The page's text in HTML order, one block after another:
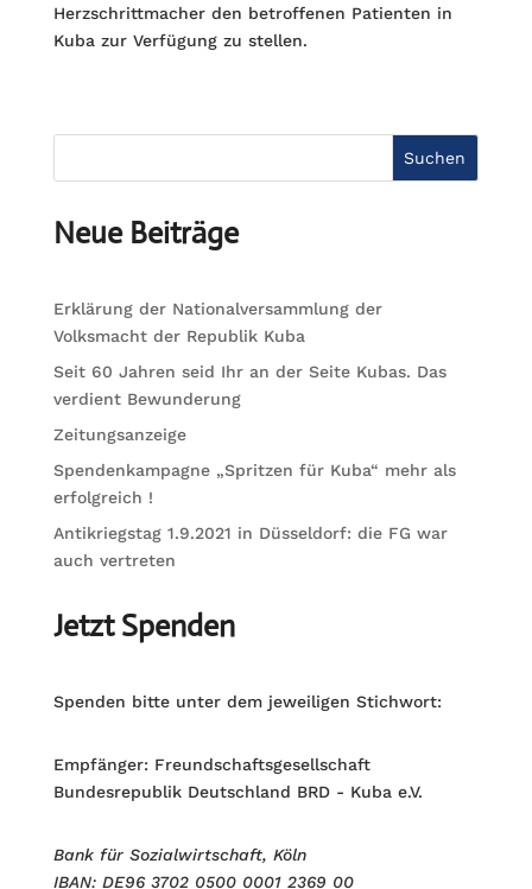
Herzschrittmacher den betroffenen Patienten in
Kuba zur Verfügung zu stellen.
Suchen
Neue Beiträge
Erklärung der Nationalversammlung der
Volksmacht der Republik Kuba
Seit 60 Jahren seid Ihr an der Seite Kubas. Das
verdient Bewunderung
Zeitungsanzeige
Spendenkampagne „Spritzen für Kuba“ mehr als
erfolgreich !
Antikriegstag 1.9.2021 in Düsseldorf: die FG war
auch vertreten
Jetzt Spenden
Spenden bitte unter dem jeweiligen Stichwort:
Empfänger: Freundschaftsgesellschaft
Bundesrepublik Deutschland BRD - Kuba e.V.
Bank für Sozialwirtschaft, Köln
IBAN: DE96 3702 0500 0001 2369 00